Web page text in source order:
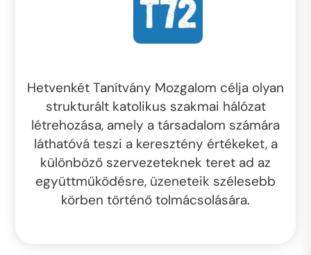
Hetvenkét Tanítvány Mozgalom célja olyan
strukturált katolikus szakmai hálózat
létrehozása, amely a társadalom számára
láthatóvá teszi a keresztény értékeket, a
különböző szervezeteknek teret ad az
együttműködésre, üzeneteik szélesebb
körben történő tolmácsolására.